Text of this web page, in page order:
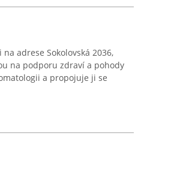
adrese Sokolovská 2036,
na podporu zdraví a pohody
a propojuje ji se